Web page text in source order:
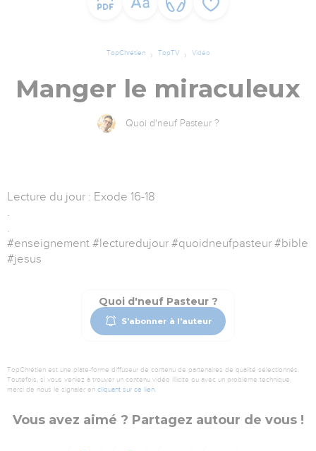
TopChrétien TopTV Vidéo
Manger le miraculeux
Quoi d'neuf Pasteur ?
Lecture du jour : Exode 16-18
.
.
#enseignement #lecturedujour #quoidneufpasteur #bible
#jesus
Quoi d'neuf Pasteur ?
S'abonner à l'auteur
TopChrétien est une plate-forme diffuseur de contenu de partenaires de qualité sélectionnés.
Toutefois, si vous veniez à trouver un contenu vidéo illicite ou avec un problème technique,
merci de nous le signaler en cliquant sur ce lien.
Vous avez aimé ? Partagez autour de vous !